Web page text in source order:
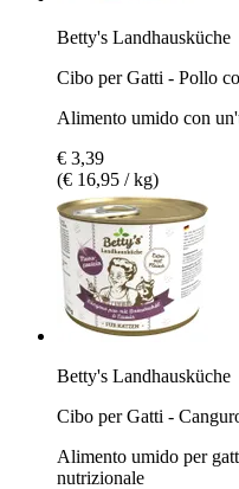
Betty's Landhausküche
Cibo per Gatti - Pollo
Alimento umido con
€ 3,39
(€ 16,95 / kg)
Betty's Landhausküche
Cibo per Gatti -
Alimento umido per
nutrizionale